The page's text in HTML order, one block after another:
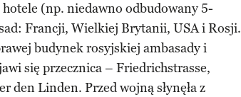
(np. niedawno odbudowany 5-
Francji, Wielkiej Brytanii, USA i Rosji.
budynek rosyjskiej ambasady i
się przecznica – Friedrichstrasse,
den Linden. Przed wojną słynęła z